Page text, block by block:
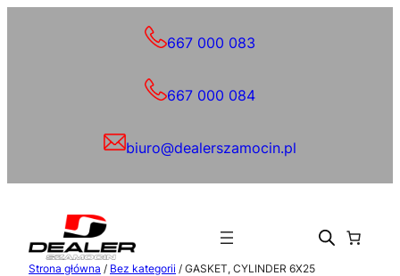
667 000 083
667 000 084
biuro@dealerszamocin.pl
Strona główna / Bez kategorii / GASKET, CYLINDER 6X25